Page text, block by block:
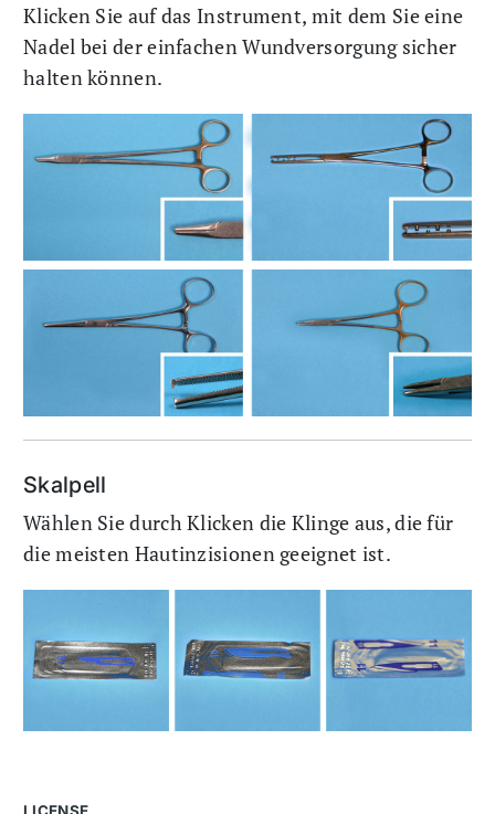
Klicken Sie auf das Instrument, mit dem Sie eine
Nadel bei der einfachen Wundversorgung sicher
halten können.
Skalpell
Wählen Sie durch Klicken die Klinge aus, die für
die meisten Hautinzisionen geeignet ist.
LICENSE